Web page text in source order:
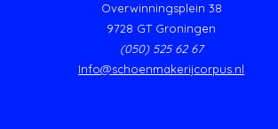
Overwinningsplein 38
9728 GT Groningen
(050) 525 62 67
Info@schoenmakerijcorpus.nl